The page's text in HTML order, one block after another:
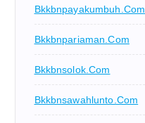
Bkkbnpayakumbuh.com
Bkkbnpariaman.com
Bkkbnsolok.com
Bkkbnsawahlunto.com